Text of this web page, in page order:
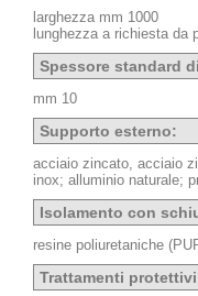
larghezza mm 1000
lunghezza a richiesta da
Spessore standard
mm 10
Supporto esterno:
acciaio zincato, acciaio
inox; alluminio naturale;
Isolamento con
resine poliuretaniche
Trattamenti